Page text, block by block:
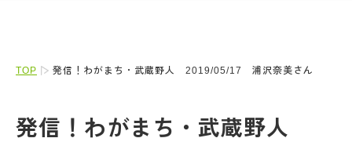
TOP 発信！わがまち・武蔵野人 2019/05/17 浦沢奈美さん
発信！わがまち・武蔵野人